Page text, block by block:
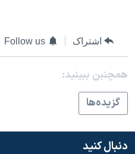
تریبونال مردمی آبان ۹۸
دادگاه حمید نوری
چهل سال گروگان‌گیری
قانون شفافیت دارائی کادر رهبری
اعتراضات مردمی آبان ۹۸
اشتراک Follow us
همچنبن ببینید:
گزيده‌ها
دنبال کنید